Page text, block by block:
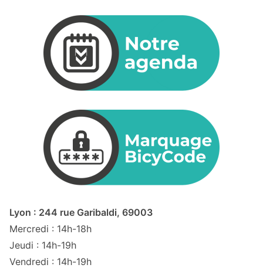
Lyon : 244 rue Garibaldi, 69003
Mercredi : 14h-18h
Jeudi : 14h-19h
Vendredi : 14h-19h